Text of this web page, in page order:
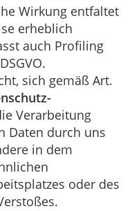
Wirkung entfaltet
erheblich
auch Profiling
sich gemäß Art.
Verarbeitung
Daten durch uns
in dem
oder des